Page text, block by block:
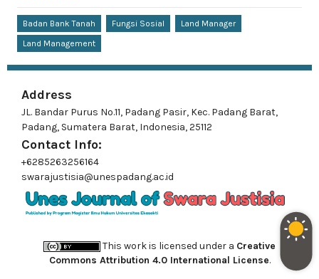
Badan Bank Tanah Fungsi Sosial
Land Manager
Land Management
Address
JL. Bandar Purus No.11, Padang Pasir, Kec. Padang Barat,
Padang, Sumatera Barat, Indonesia, 25112
Contact Info:
+6285263256164
swarajustisia@unespadang.ac.id
This work is licensed under a Creative
Commons Attribution 4.0 International License.